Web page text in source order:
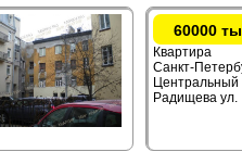
60000
Квартира
Санкт-
Центральный
Радищева ул.